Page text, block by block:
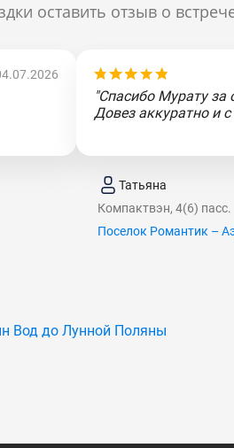
оставить отзыв о
"Спасибо Мурату за
Довез аккуратно и
Татьяна
Компактвэн, 4(6) пасс.
Поселок Романтик –
Вод до Лунной Поляны